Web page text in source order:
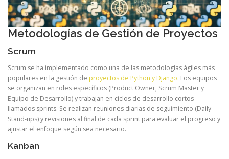
Metodologías de Gestión de Proyectos
Scrum
Scrum se ha implementado como una de las metodologías ágiles más
populares en la gestión de proyectos de Python y Django. Los equipos
se organizan en roles específicos (Product Owner, Scrum Master y
Equipo de Desarrollo) y trabajan en ciclos de desarrollo cortos
llamados sprints. Se realizan reuniones diarias de seguimiento (Daily
Stand-ups) y revisiones al final de cada sprint para evaluar el progreso y
ajustar el enfoque según sea necesario.
Kanban